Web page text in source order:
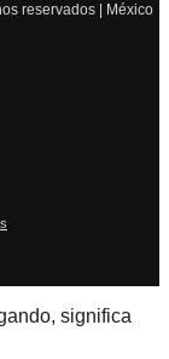
reservados | México
significa